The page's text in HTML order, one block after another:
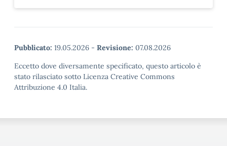
Pubblicato: 19.05.2026 - Revisione: 07.08.2026
Eccetto dove diversamente specificato, questo articolo è
stato rilasciato sotto Licenza Creative Commons
Attribuzione 4.0 Italia.